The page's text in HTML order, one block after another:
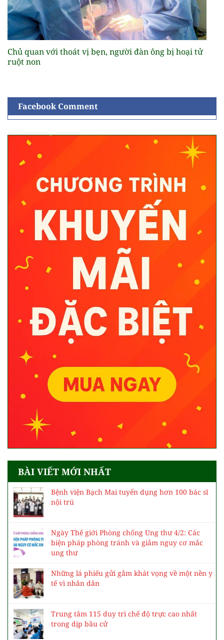
Chủ quan với thoát vị bẹn, người đàn ông bị hoại tử
ruột non
Facebook Comment
BÀI VIẾT MỚI NHẤT
Bệnh viện Bạch Mai tuyển dụng hơn 100 bác sĩ
nội trú
Ngày Thế giới Phòng chống Ung thư 4/2: Các
biện pháp phòng tránh và giảm nguy cơ mắc
ung thư
Những lá phiếu gửi gắm khát vọng về một nền y
tế vì nhân dân
Trung tâm 115 duy trì chế độ trực cao nhất
trong dịp bầu cử